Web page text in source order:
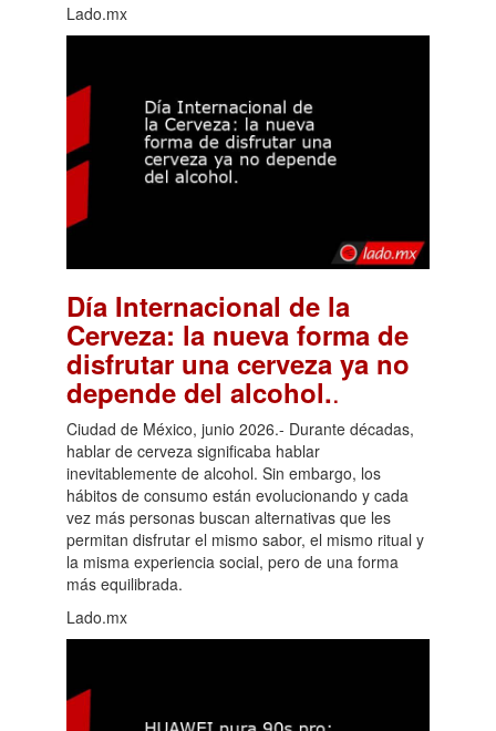
Lado.mx
Día Internacional de la
Cerveza: la nueva forma de
disfrutar una cerveza ya no
depende del alcohol..
Ciudad de México, junio 2026.- Durante décadas,
hablar de cerveza significaba hablar
inevitablemente de alcohol. Sin embargo, los
hábitos de consumo están evolucionando y cada
vez más personas buscan alternativas que les
permitan disfrutar el mismo sabor, el mismo ritual y
la misma experiencia social, pero de una forma
más equilibrada.
Lado.mx